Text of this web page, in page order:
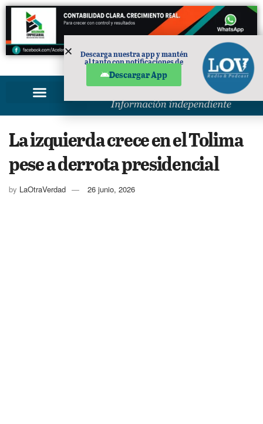
PUBLICIDAD
La izquierda crece en el Tolima
pese a derrota presidencial
by LaOtraVerdad 26 junio, 2026
Descarga nuestra app y mantén
al tanto con notificaciones de
Descargar App